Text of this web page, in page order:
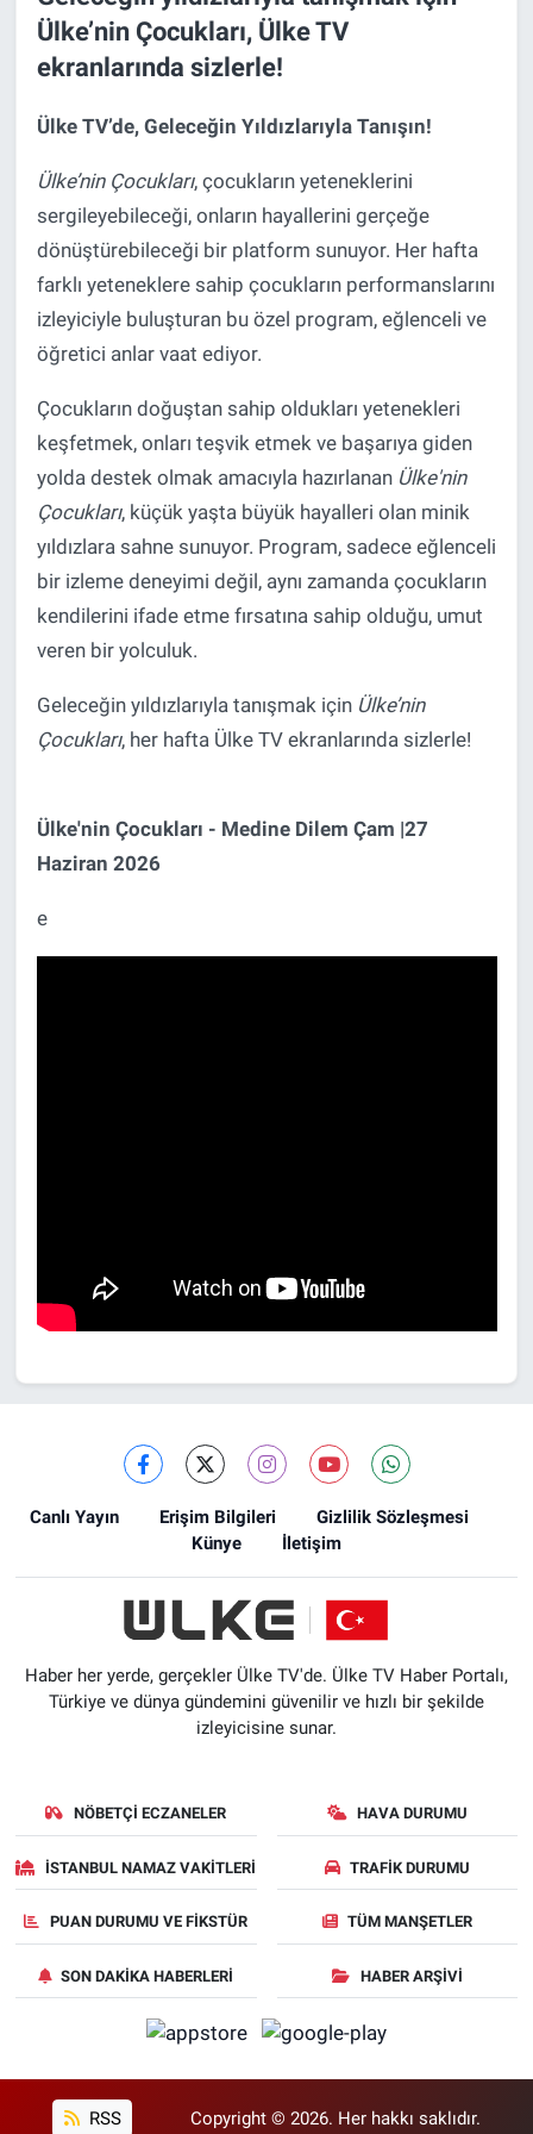
Ülke’nin Çocukları, Ülke TV
ekranlarında sizlerle!
Ülke TV’de, Geleceğin Yıldızlarıyla Tanışın!
Ülke’nin Çocukları, çocukların yeteneklerini
sergileyebileceği, onların hayallerini gerçeğe
dönüştürebileceği bir platform sunuyor. Her hafta
farklı yeteneklere sahip çocukların performanslarını
izleyiciyle buluşturan bu özel program, eğlenceli ve
öğretici anlar vaat ediyor.
Çocukların doğuştan sahip oldukları yetenekleri
keşfetmek, onları teşvik etmek ve başarıya giden
yolda destek olmak amacıyla hazırlanan Ülke'nin
Çocukları, küçük yaşta büyük hayalleri olan minik
yıldızlara sahne sunuyor. Program, sadece eğlenceli
bir izleme deneyimi değil, aynı zamanda çocukların
kendilerini ifade etme fırsatına sahip olduğu, umut
veren bir yolculuk.
Geleceğin yıldızlarıyla tanışmak için Ülke’nin
Çocukları, her hafta Ülke TV ekranlarında sizlerle!
Ülke'nin Çocukları - Medine Dilem Çam |27
Haziran 2026
e
Canlı Yayın Erişim Bilgileri
Gizlilik Sözleşmesi
Künye
İletişim
Haber her yerde, gerçekler Ülke TV'de. Ülke TV Haber Portalı,
Türkiye ve dünya gündemini güvenilir ve hızlı bir şekilde
izleyicisine sunar.
NÖBETÇI ECZANELER HAVA DURUMU
İSTANBUL NAMAZ VAKITLERI TRAFIK DURUMU
PUAN DURUMU VE FIKSTÜR TÜM MANŞETLER
SON DAKIKA HABERLERI HABER ARŞIVI
RSS Copyright © 2026. Her hakkı saklıdır.